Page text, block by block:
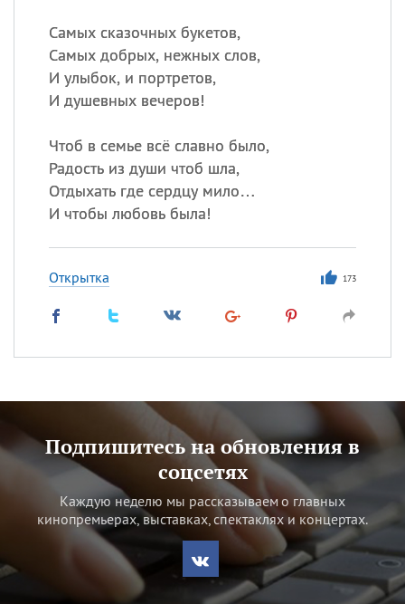
Самых сказочных букетов,
Самых добрых, нежных слов,
И улыбок, и портретов,
И душевных вечеров!
Чтоб в семье всё славно было,
Радость из души чтоб шла,
Отдыхать где сердцу мило…
И чтобы любовь была!
Открытка 173
Подпишитесь на обновления в
соцсетях
Каждую неделю мы рассказываем о главных
кинопремьерах, выставках, спектаклях и концертах.